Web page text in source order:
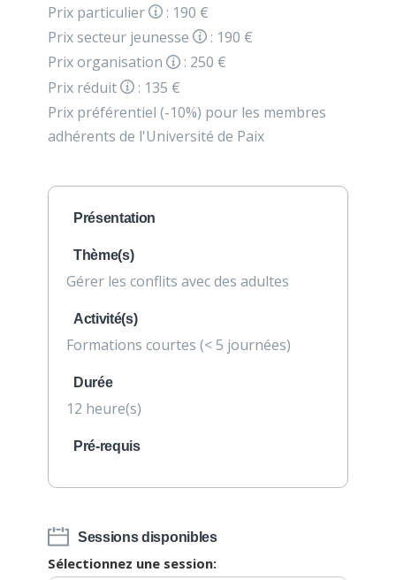
Prix particulier
: 190 €
Prix secteur jeunesse
: 190 €
Prix organisation
: 250 €
Prix réduit
: 135 €
Prix préférentiel (-10%) pour les membres
adhérents de l'Université de Paix
Présentation
Thème(s)
Gérer les conflits avec des adultes
Activité(s)
Formations courtes (< 5 journées)
Durée
12 heure(s)
Pré-requis
Sessions disponibles
Sélectionnez une session: